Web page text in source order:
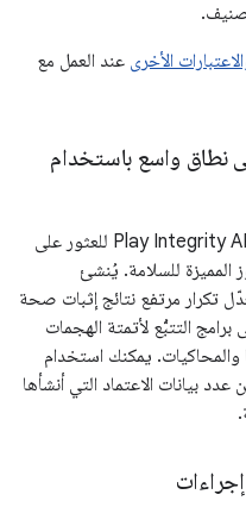
الأخرى عند العمل مع
نطاق واسع باستخدام
في Play Integrity API للعثور على
المميزة للسلامة. يُنشئ
تكرار مرتفع نتائج إثبات صحة
التتبُّع لأتمتة الهجمات
يمكنك استخدام
بيانات الاعتماد التي أنشأها